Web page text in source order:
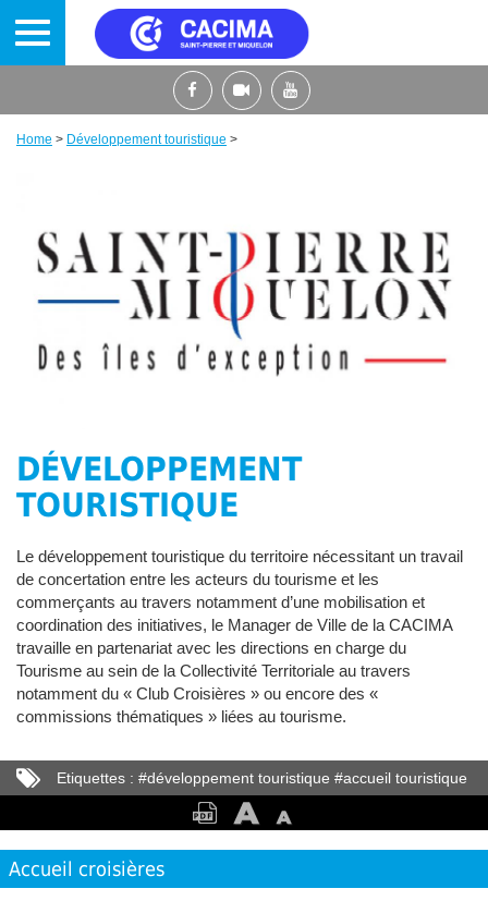
Home > Développement touristique >
DÉVELOPPEMENT
TOURISTIQUE
Le développement touristique du territoire nécessitant un travail
de concertation entre les acteurs du tourisme et les
commerçants au travers notamment d’une mobilisation et
coordination des initiatives, le Manager de Ville de la CACIMA
travaille en partenariat avec les directions en charge du
Tourisme au sein de la Collectivité Territoriale au travers
notamment du « Club Croisières » ou encore des «
commissions thématiques » liées au tourisme.
Etiquettes : #développement touristique #accueil touristique
Accueil croisières